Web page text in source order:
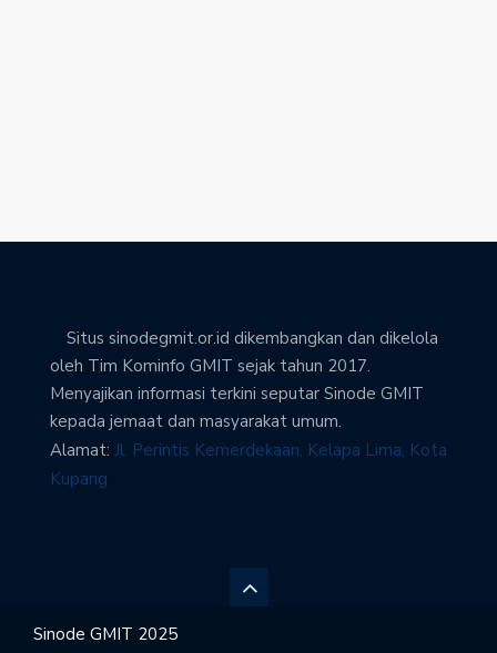
Situs sinodegmit.or.id dikembangkan dan dikelola
oleh Tim Kominfo GMIT sejak tahun 2017.
Menyajikan informasi terkini seputar Sinode GMIT
kepada jemaat dan masyarakat umum.
Alamat: Jl. Perintis Kemerdekaan, Kelapa Lima, Kota
Kupang
Sinode GMIT 2025